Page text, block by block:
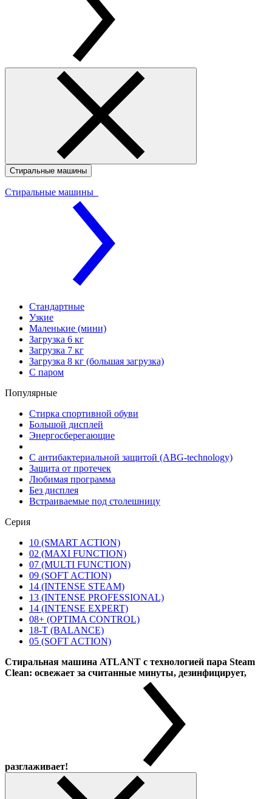
Стиральные машины
Стиральные машины
Стандартные
Узкие
Маленькие (мини)
Загрузка 6 кг
Загрузка 7 кг
Загрузка 8 кг (большая загрузка)
С паром
Популярные
Стирка спортивной обуви
Большой дисплей
Энергосберегающие
С антибактериальной защитой (ABG-technology)
Защита от протечек
Любимая программа
Без дисплея
Встраиваемые под столешницу
Серия
10 (SMART ACTION)
02 (MAXI FUNCTION)
07 (MULTI FUNCTION)
09 (SOFT ACTION)
14 (INTENSE STEAM)
13 (INTENSE PROFESSIONAL)
14 (INTENSE EXPERT)
08+ (OPTIMA CONTROL)
18-T (BALANCE)
05 (SOFT ACTION)
Стиральная машина ATLANT с технологией пара Steam
Clean: освежает за считанные минуты, дезинфицирует,
разглаживает!